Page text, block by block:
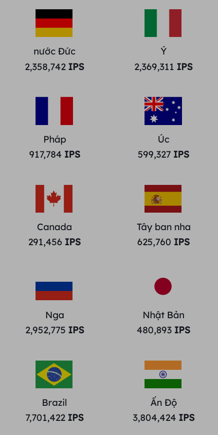
nước Đức
2,358,742 IPS
Ý
2,369,311 IPS
Pháp
917,784 IPS
Úc
599,327 IPS
Canada
291,456 IPS
Tây ban nha
625,760 IPS
Nga
2,952,775 IPS
Nhật Bản
480,893 IPS
Brazil
7,701,422 IPS
Ấn Độ
3,804,424 IPS